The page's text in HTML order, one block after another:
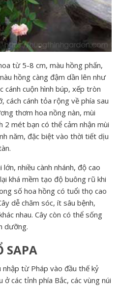
từ 5-8 cm, màu hồng phấn,
hồng càng đậm dần lên như
cánh cuộn hình búp, xếp tròn
cách cánh tỏa rộng về phía sau
thơm hoa nồng nàn, mùi
2 mét bạn có thể cảm nhận mùi
năm, đặc biệt vào thời tiết dịu
nhiều cành nhánh, độ cao
khá mềm tạo độ buông rũ khi
số hoa hồng có tuổi thọ cao
dễ chăm sóc, ít sâu bệnh,
nhau. Cây còn có thể sống
dưỡng.
SAPA
nhập từ Pháp vào đầu thế kỷ
các tỉnh phía Bắc, các vùng núi